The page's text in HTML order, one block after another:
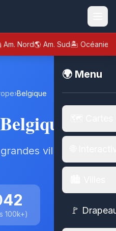
Am. Nord🌎 Am. Sud🏝️ Océanie
🌍 Menu
🚩
›Belgique
villes de
100k+)